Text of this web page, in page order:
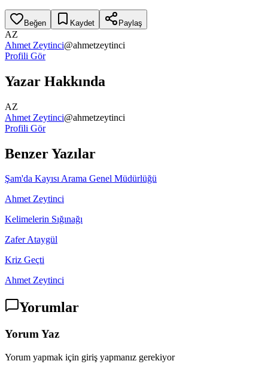
Beğen Kaydet Paylaş
AZ
Ahmet Zeytinci@ahmetzeytinci
Profili Gör
Yazar Hakkında
AZ
Ahmet Zeytinci@ahmetzeytinci
Profili Gör
Benzer Yazılar
Şam'da Kayısı Arama Genel Müdürlüğü
Ahmet Zeytinci
Kelimelerin Sığınağı
Zafer Ataygül
Kriz Geçti
Ahmet Zeytinci
Yorumlar
Yorum Yaz
Yorum yapmak için giriş yapmanız gerekiyor